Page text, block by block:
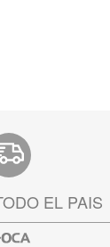
menu
menu
EL PAIS